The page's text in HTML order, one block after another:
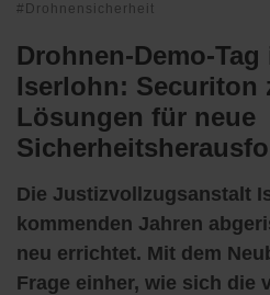
#Drohnensicherheit
Drohnen-Demo-Tag
Iserlohn: Securiton
Lösungen für neue
Die Justizvollzugsanstalt
kommenden Jahren
neu errichtet. Mit dem
Frage einher, wie sich die